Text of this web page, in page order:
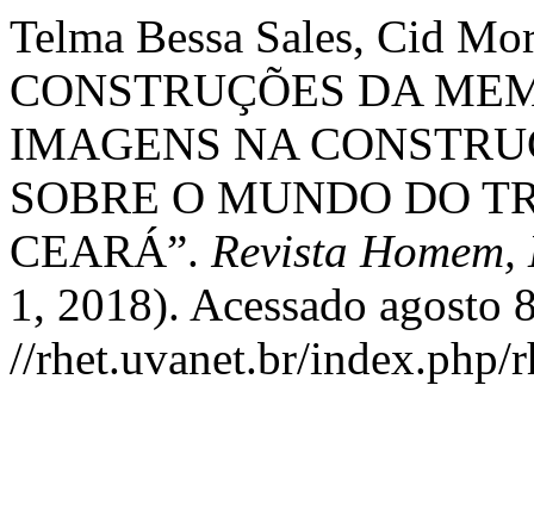
Telma Bessa Sales, Cid
CONSTRUÇÕES DA
IMAGENS NA
SOBRE O MUNDO DO
CEARÁ”. Revista Homem,
1, 2018). Acessado agosto
//rhet.uvanet.br/index.php/